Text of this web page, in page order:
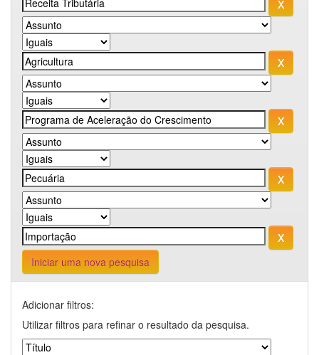
Iniciar uma nova pesquisa
Adicionar filtros:
Utilizar filtros para refinar o resultado da pesquisa.